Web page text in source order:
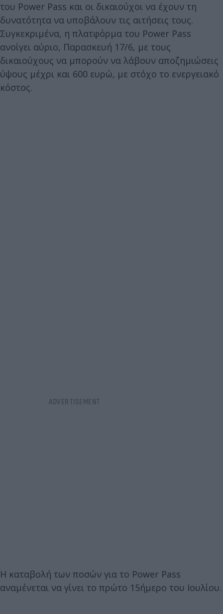
του Power Pass και οι δικαιούχοι να έχουν τη
δυνατότητα να υποβάλουν τις αιτήσεις τους.
Συγκεκριμένα, η πλατφόρμα του Power Pass
ανοίγει αύριο, Παρασκευή 17/6, με τους
δικαιούχους να μπορούν να λάβουν αποζημιώσεις
ύψους μέχρι και 600 ευρώ, με στόχο το ενεργειακό
κόστος.
Η καταβολή των ποσών για το Power Pass
αναμένεται να γίνει το πρώτο 15ήμερο του Ιουλίου.